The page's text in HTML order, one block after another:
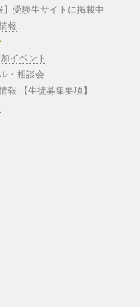
】受験生サイトに掲載中
報
イベント
・相談会
報 【生徒募集要項】